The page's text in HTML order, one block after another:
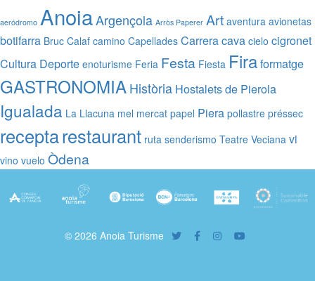
aeródromo AnoiaArgençola Arròs Paperer Art aventura avionetas
botifarra Bruc Calaf camino Capellades Carreracava cielo cigronet
Cultura Deporte enoturisme Feria Festa Fiesta Firaformatge
GASTRONOMIAHistòria Hostalets de Pierola
Igualada La Llacuna mel mercat papel Piera pollastre préssec
receptarestaurant ruta senderismo Teatre Veciana vi
vino vuelo Òdena
© 2026 Anoia Turisme